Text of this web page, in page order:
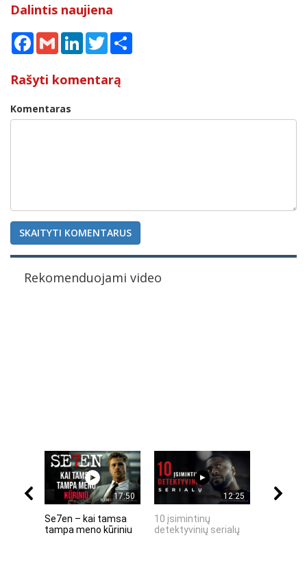
Dalintis naujiena
Facebook
Gmail LinkedInTwitter
Rašyti komentarą
Komentaras
SKAITYTI KOMENTARUS
Rekomenduojami video
17:50
Se7en – kai tamsa
tampa meno kūriniu
12:25
10 įsimintinų
detektyvinių serialų